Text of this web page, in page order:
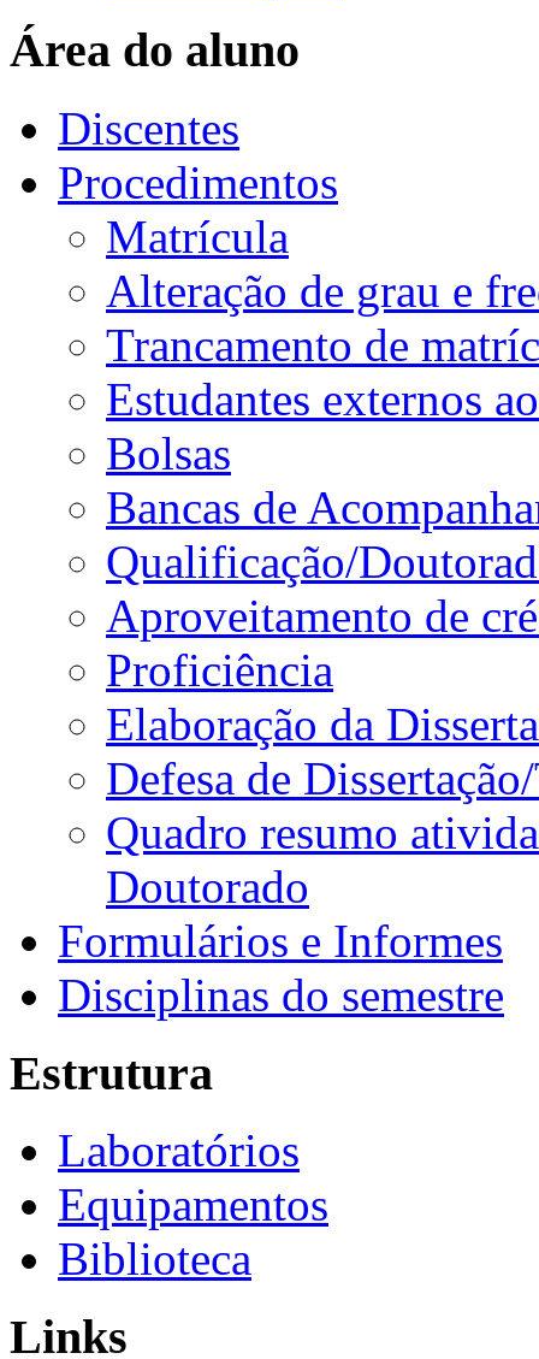
Área do aluno
Discentes
Procedimentos
Matrícula
Alteração de grau e
Trancamento de
Estudantes externos
Bolsas
Bancas de
Qualificação/
Aproveitamento de
Proficiência
Elaboração da
Defesa de
Quadro resumo
Doutorado
Formulários e Informes
Disciplinas do semestre
Estrutura
Laboratórios
Equipamentos
Biblioteca
Links